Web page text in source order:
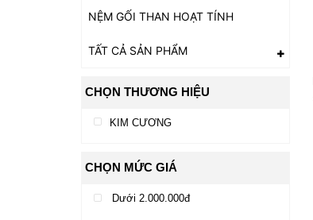
NỆM GỐI THAN HOẠT TÍNH
TẤT CẢ SẢN PHẨM
CHỌN THƯƠNG HIỆU
KIM CƯƠNG
CHỌN MỨC GIÁ
Dưới 2.000.000đ